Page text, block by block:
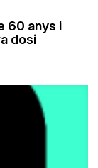
60 anys i
dosi